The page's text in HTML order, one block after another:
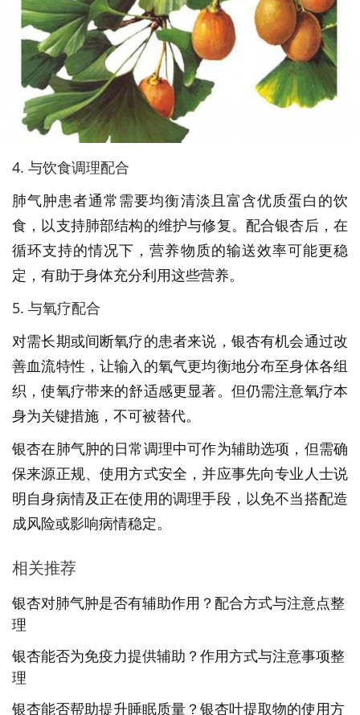
4. 与饮食调理配合
肺气肿患者通常需要均衡清淡且富含优质蛋白的饮
食，以支持肺部结构的维护与修复。配合银杏后，在
循环支持的情况下，营养物质的输送效率可能更稳
定，有助于身体充分利用这些营养。
5. 与氧疗配合
对需长期或间断氧疗的患者来说，银杏有机会通过改
善血流特性，让输入的氧气更均衡地分布至身体各组
织，使氧疗带来的舒适感更显著。但仍需注意氧疗本
身为关键措施，不可被替代。
银杏在肺气肿的日常调理中可作为辅助选项，但需确
保来源正规、使用方式安全，并应事先向专业人士说
明自身病情及正在使用的调理手段，以免不当搭配造
成风险或影响病情稳定。
相关推荐
银杏对肺气肿是否有辅助作用？配合方式与注意点整
理
银杏能否为免疫力提供辅助？作用方式与注意事项整
理
银杏能否帮助提升睡眠质量？银杏叶提取物的使用方